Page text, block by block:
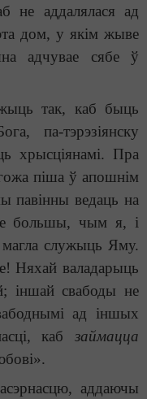
не аддалялася ад
дом, у якім жыве
адчувае сябе ў
так, каб быць
па-тэрэзіянску
хрысціянамі. Пра
піша ў апошнім
павінны ведаць на
большы, чым я, і
служыць Яму.
Няхай валадарыць
іншай свабоды не
ад іншых
каб займацца
аддаючы